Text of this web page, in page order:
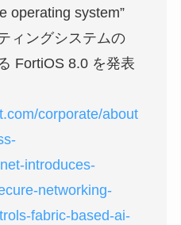
operating system”
ィングシステムの
FortiOS 8.0 を発表
corporate/about
introduces-
networking-
fabric-based-ai-